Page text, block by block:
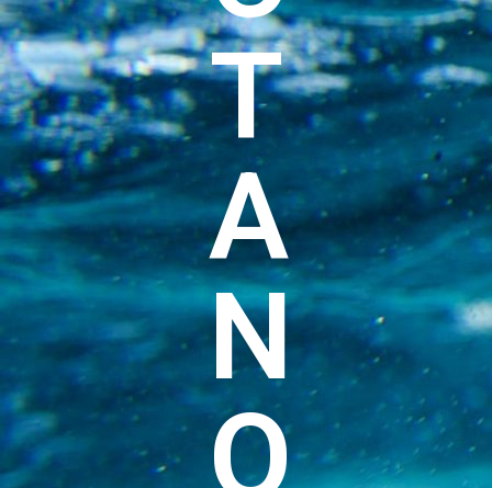
T
A
N
O